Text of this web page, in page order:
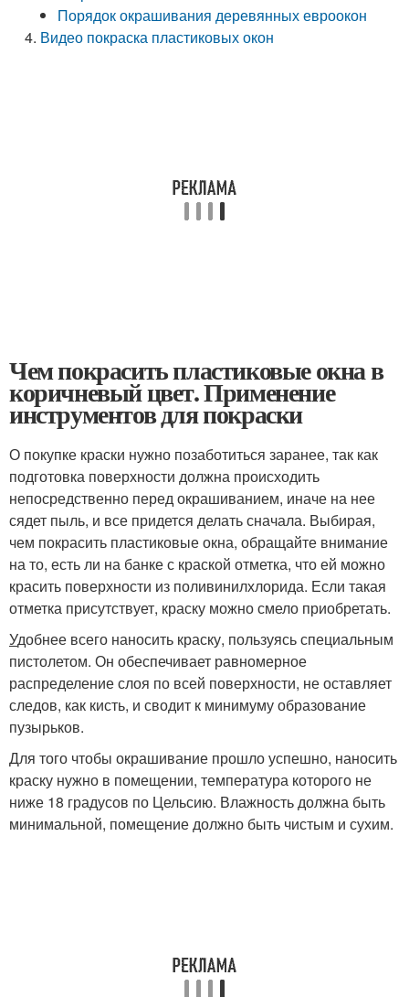
Порядок окрашивания деревянных евроокон
Видео покраска пластиковых окон
Чем покрасить пластиковые окна в
коричневый цвет. Применение
инструментов для покраски
О покупке краски нужно позаботиться заранее, так как
подготовка поверхности должна происходить
непосредственно перед окрашиванием, иначе на нее
сядет пыль, и все придется делать сначала. Выбирая,
чем покрасить пластиковые окна, обращайте внимание
на то, есть ли на банке с краской отметка, что ей можно
красить поверхности из поливинилхлорида. Если такая
отметка присутствует, краску можно смело приобретать.
Удобнее всего наносить краску, пользуясь специальным
пистолетом. Он обеспечивает равномерное
распределение слоя по всей поверхности, не оставляет
следов, как кисть, и сводит к минимуму образование
пузырьков.
Для того чтобы окрашивание прошло успешно, наносить
краску нужно в помещении, температура которого не
ниже 18 градусов по Цельсию. Влажность должна быть
минимальной, помещение должно быть чистым и сухим.